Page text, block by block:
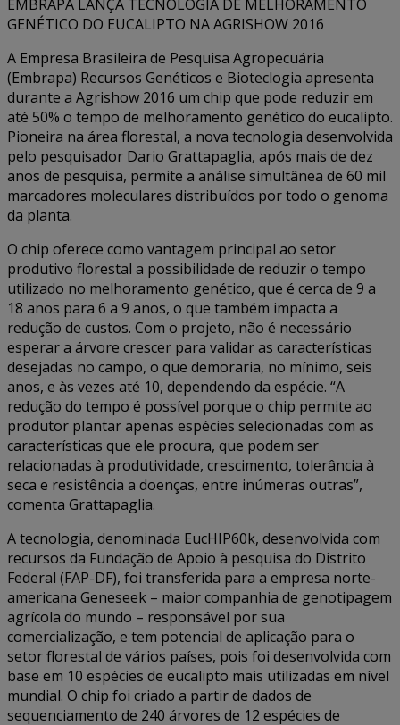
EMBRAPA LANÇA TECNOLOGIA DE MELHORAMENTO
GENÉTICO DO EUCALIPTO NA AGRISHOW 2016
A Empresa Brasileira de Pesquisa Agropecuária
(Embrapa) Recursos Genéticos e Bioteclogia apresenta
durante a Agrishow 2016 um chip que pode reduzir em
até 50% o tempo de melhoramento genético do eucalipto.
Pioneira na área florestal, a nova tecnologia desenvolvida
pelo pesquisador Dario Grattapaglia, após mais de dez
anos de pesquisa, permite a análise simultânea de 60 mil
marcadores moleculares distribuídos por todo o genoma
da planta.
O chip oferece como vantagem principal ao setor
produtivo florestal a possibilidade de reduzir o tempo
utilizado no melhoramento genético, que é cerca de 9 a
18 anos para 6 a 9 anos, o que também impacta a
redução de custos. Com o projeto, não é necessário
esperar a árvore crescer para validar as características
desejadas no campo, o que demoraria, no mínimo, seis
anos, e às vezes até 10, dependendo da espécie. “A
redução do tempo é possível porque o chip permite ao
produtor plantar apenas espécies selecionadas com as
características que ele procura, que podem ser
relacionadas à produtividade, crescimento, tolerância à
seca e resistência a doenças, entre inúmeras outras”,
comenta Grattapaglia.
A tecnologia, denominada EucHIP60k, desenvolvida com
recursos da Fundação de Apoio à pesquisa do Distrito
Federal (FAP-DF), foi transferida para a empresa norte-
americana Geneseek – maior companhia de genotipagem
agrícola do mundo – responsável por sua
comercialização, e tem potencial de aplicação para o
setor florestal de vários países, pois foi desenvolvida com
base em 10 espécies de eucalipto mais utilizadas em nível
mundial. O chip foi criado a partir de dados de
sequenciamento de 240 árvores de 12 espécies de